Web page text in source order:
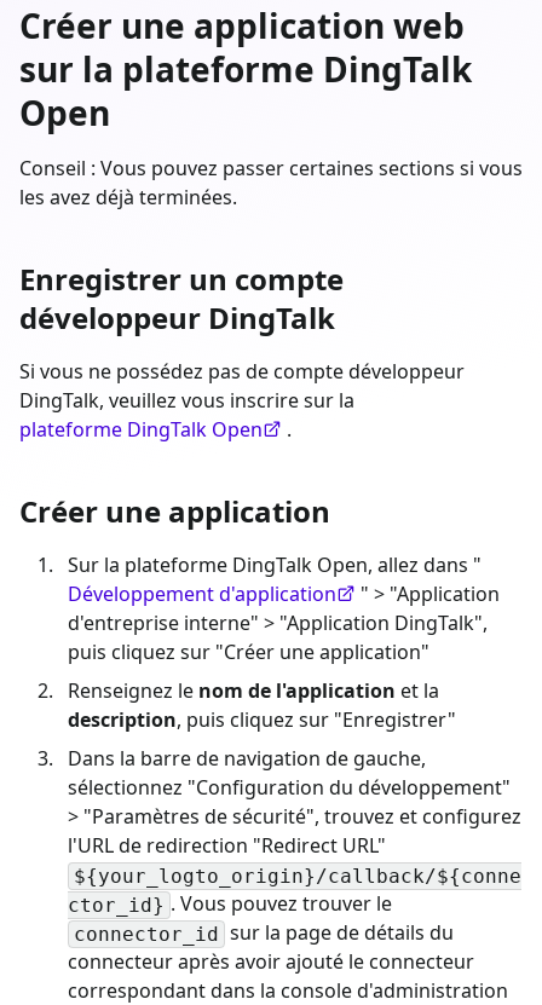
Créer une application web
sur la plateforme DingTalk
Open
Conseil : Vous pouvez passer certaines sections si vous
les avez déjà terminées.
Enregistrer un compte
développeur DingTalk
Si vous ne possédez pas de compte développeur
DingTalk, veuillez vous inscrire sur la
plateforme DingTalk Open
.
Créer une application
Sur la plateforme DingTalk Open, allez dans "
Développement d'application
" > "Application
d'entreprise interne" > "Application DingTalk",
puis cliquez sur "Créer une application"
Renseignez le nom de l'application et la
description, puis cliquez sur "Enregistrer"
Dans la barre de navigation de gauche,
sélectionnez "Configuration du développement"
> "Paramètres de sécurité", trouvez et configurez
l'URL de redirection "Redirect URL"
${your_logto_origin}/callback/${conne
ctor_id} . Vous pouvez trouver le
connector_id sur la page de détails du
connecteur après avoir ajouté le connecteur
correspondant dans la console d'administration